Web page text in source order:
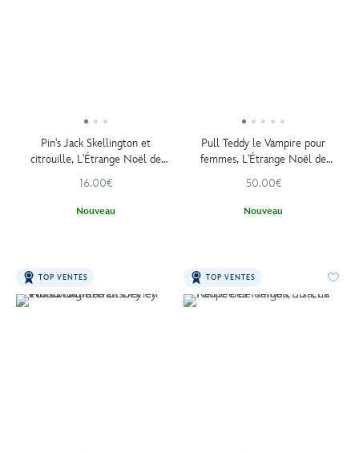
Pin's Jack Skellington et
citrouille, L'Étrange Noël de
16.00€
Nouveau
Pull Teddy le Vampire pour
femmes, L'Étrange Noël de
50.00€
Nouveau
TOP VENTES TOP VENTES